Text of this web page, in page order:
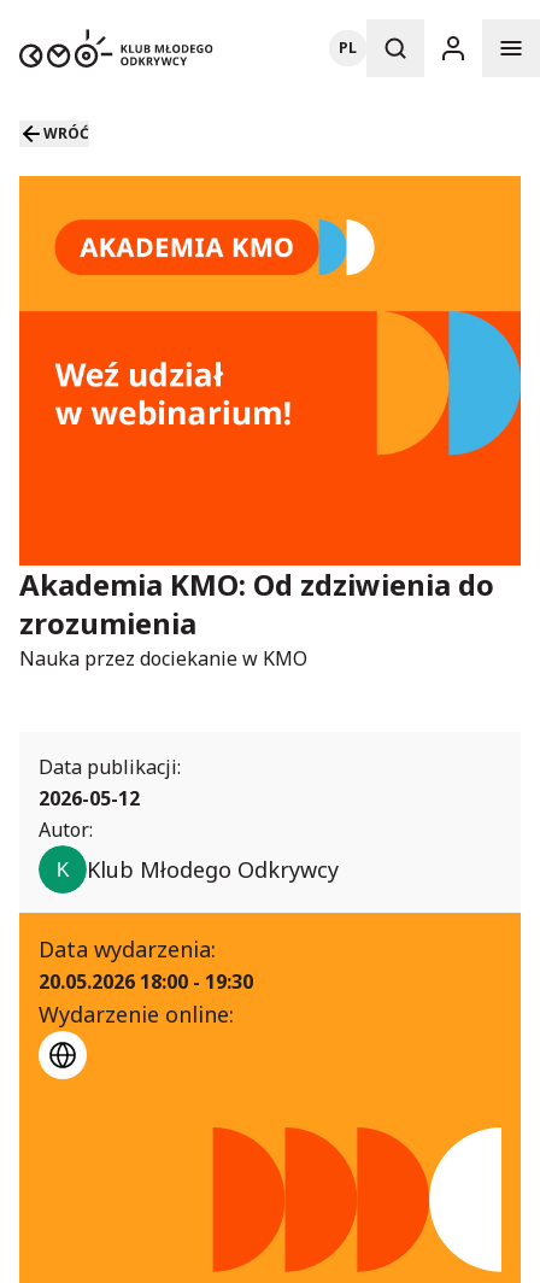
PL
WRÓĆ
Akademia KMO: Od zdziwienia do
zrozumienia
Nauka przez dociekanie w KMO
Data publikacji:
2026-05-12
Autor:
Klub Młodego Odkrywcy
Data wydarzenia:
20.05.2026 18:00 - 19:30
Wydarzenie online: